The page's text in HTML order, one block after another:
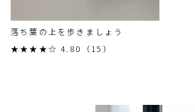
落ち葉の上を歩きましょう
★★★★☆ 4.80（15）